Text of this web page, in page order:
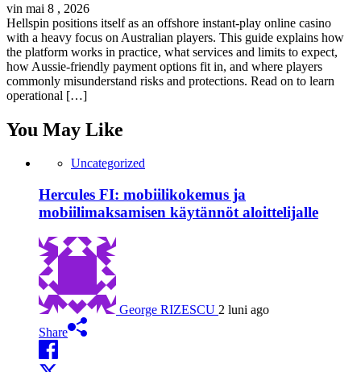
vin mai 8 , 2026
Hellspin positions itself as an offshore instant-play online casino
with a heavy focus on Australian players. This guide explains how
the platform works in practice, what services and limits to expect,
how Aussie-friendly payment options fit in, and where players
commonly misunderstand risks and protections. Read on to learn
operational […]
You May Like
Uncategorized
Hercules FI: mobiilikokemus ja
mobiilimaksamisen käytännöt aloittelijalle
George RIZESCU 2 luni ago
Share